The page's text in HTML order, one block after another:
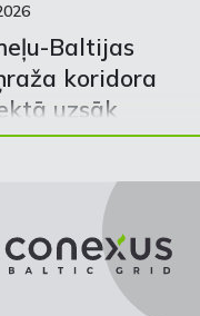
Baltijas
koridora
uzsāk
sabiedrisko